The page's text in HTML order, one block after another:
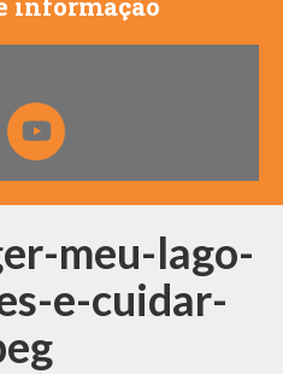
meu-lago-
e-cuidar-